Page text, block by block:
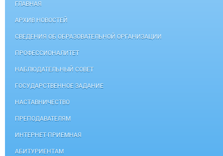
ГЛАВНАЯ
АРХИВ НОВОСТЕЙ
СВЕДЕНИЯ ОБ ОБРАЗОВАТЕЛЬНОЙ ОРГАНИЗАЦИИ
ПРОФЕССИОНАЛИТЕТ
НАБЛЮДАТЕЛЬНЫЙ СОВЕТ
ГОСУДАРСТВЕННОЕ ЗАДАНИЕ
НАСТАВНИЧЕСТВО
ПРЕПОДАВАТЕЛЯМ
ИНТЕРНЕТ-ПРИЕМНАЯ
АБИТУРИЕНТАМ